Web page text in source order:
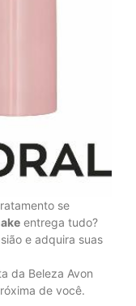
se
entrega tudo?
e adquira suas
da Beleza Avon
de você.